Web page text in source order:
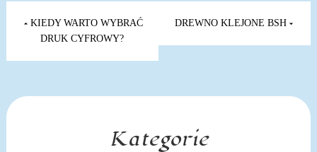
wpisu
KIEDY WARTO WYBRAĆ
DRUK CYFROWY?
DREWNO KLEJONE BSH
Kategorie